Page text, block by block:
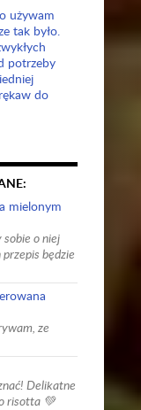
używam
tak było.
potrzeby
do
mielonym
o niej
będzie
ze
Delikatne
risotta 💚